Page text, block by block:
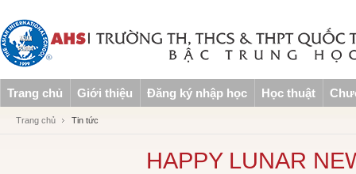
Trang chủ Giới thiệu Đăng ký nhập học Học thuật
Trang chủ Tin tức
HAPPY LUNAR